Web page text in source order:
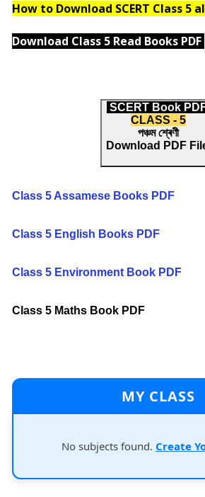
How to Download SCERT Class 5
Download Class 5 Read Books PDF
SCERT Book
CLASS - 5
পঞ্চম শ্ৰেণী
Download PDF
Class 5 Assamese Books PDF
Class 5 English Books PDF
Class 5 Environment Book PDF
Class 5 Maths Book PDF
MY CLASS
No subjects found. Create